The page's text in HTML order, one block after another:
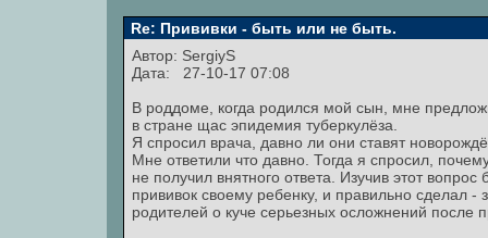
Re: Прививки - быть или не быть.
Автор: SergiyS
Дата: 27-10-17 07:08
В роддоме, когда родился мой сын, мне
в стране щас эпидемия туберкулёза.
Я спросил врача, давно ли они ставят
Мне ответили что давно. Тогда я спросил,
не получил внятного ответа. Изучив этот
прививок своему ребенку, и правильно сделал -
родителей о куче серьезных осложнений после